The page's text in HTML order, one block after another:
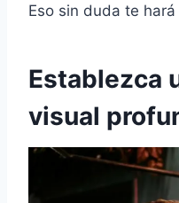
Eso sin duda te hará
Establezca
visual